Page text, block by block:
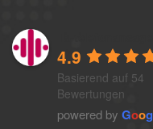
4.9
Basierend auf 54
Bewertungen
powered by Goog